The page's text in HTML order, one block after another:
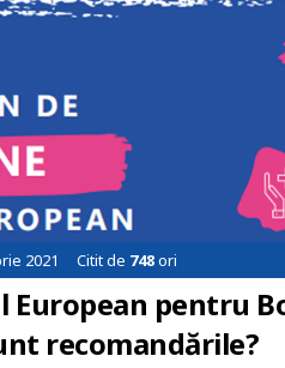
2021 Citit de 748ori
European pentru
recomandările?